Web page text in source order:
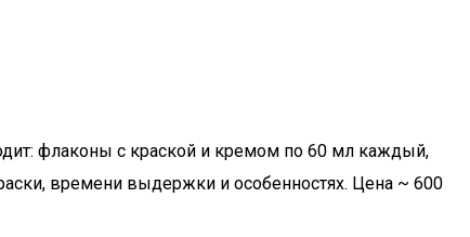
флаконы с краской и кремом по 60 мл каждый,
времени выдержки и особенностях. Цена ~ 600